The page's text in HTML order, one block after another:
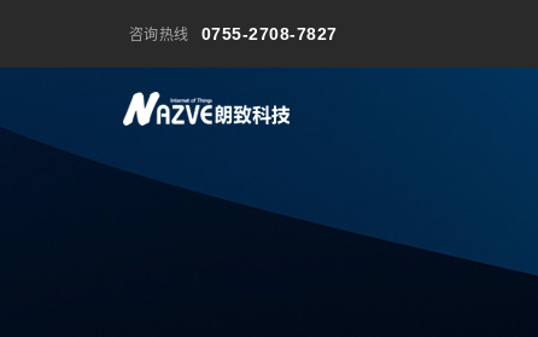
咨询热线 0755-2708-7827